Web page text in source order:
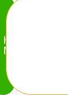
Köp
Nu